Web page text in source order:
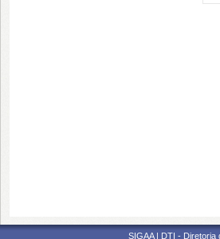
SIGAA | DTI -